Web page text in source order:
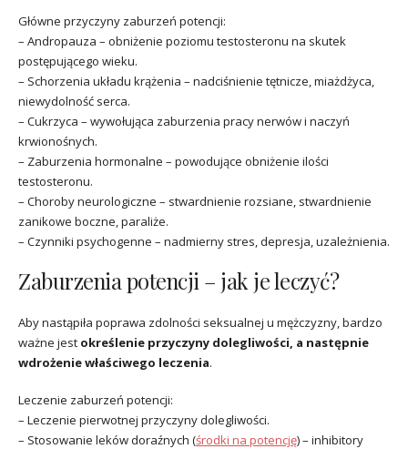
Główne przyczyny zaburzeń potencji:
– Andropauza – obniżenie poziomu testosteronu na skutek
postępującego wieku.
– Schorzenia układu krążenia – nadciśnienie tętnicze, miażdżyca,
niewydolność serca.
– Cukrzyca – wywołująca zaburzenia pracy nerwów i naczyń
krwionośnych.
– Zaburzenia hormonalne – powodujące obniżenie ilości
testosteronu.
– Choroby neurologiczne – stwardnienie rozsiane, stwardnienie
zanikowe boczne, paraliże.
– Czynniki psychogenne – nadmierny stres, depresja, uzależnienia.
Zaburzenia potencji – jak je leczyć?
Aby nastąpiła poprawa zdolności seksualnej u mężczyzny, bardzo
ważne jest określenie przyczyny dolegliwości, a następnie
wdrożenie właściwego leczenia.
Leczenie zaburzeń potencji:
– Leczenie pierwotnej przyczyny dolegliwości.
– Stosowanie leków doraźnych (środki na potencję) – inhibitory